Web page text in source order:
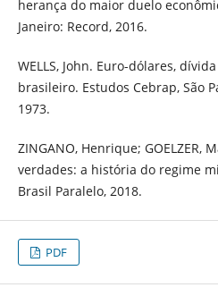
herança do maior duelo
Janeiro: Record, 2016.
WELLS, John. Euro-dólares,
brasileiro. Estudos Cebrap, São
1973.
ZINGANO, Henrique; GOELZER,
verdades: a história do regime
Brasil Paralelo, 2018.
PDF